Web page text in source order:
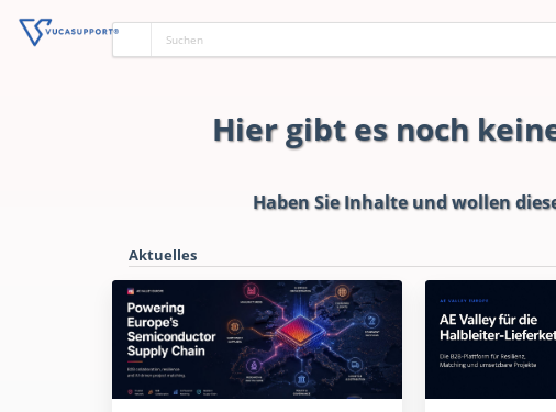
Hier gibt es noch
Haben Sie Inhalte und wollen
Aktuelles